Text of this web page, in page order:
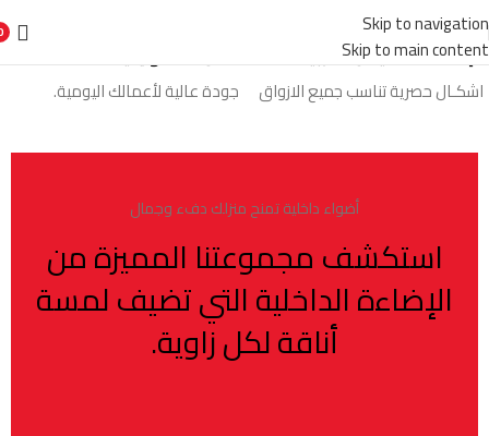
Skip to navigation
Skip to main content
الإضاءة الداخلية والخارجية
اشكـال حصرية تناسب جميع الازواق
الأدوات الكهربائية
جودة عالية لأعمالك اليومية.
أضواء داخلية تمنح منزلك دفء وجمال
استكشف مجموعتنا المميزة من
الإضاءة الداخلية التي تضيف لمسة
أناقة لكل زاوية.